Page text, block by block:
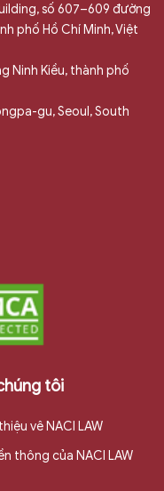
số 607–609 đường
phố Hồ Chí Minh, Việt
Ninh Kiều, thành phố
gu, Seoul, South
tôi
vê NACI LAW
thông của NACI LAW